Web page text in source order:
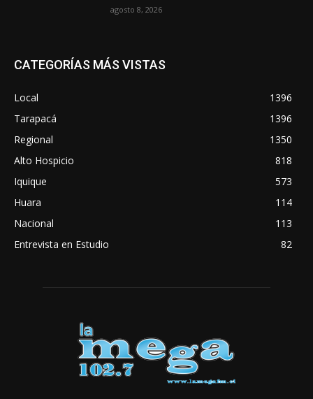
agosto 8, 2026
CATEGORÍAS MÁS VISTAS
Local
1396
Tarapacá
1396
Regional
1350
Alto Hospicio
818
Iquique
573
Huara
114
Nacional
113
Entrevista en Estudio
82